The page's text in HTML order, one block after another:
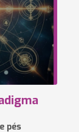
pés